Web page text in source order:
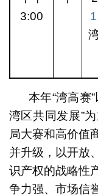
3:00
本年“湾高赛
湾区共同发展”
局大赛和高价值
并升级，以开放
识产权的战略性
争力强、市场信